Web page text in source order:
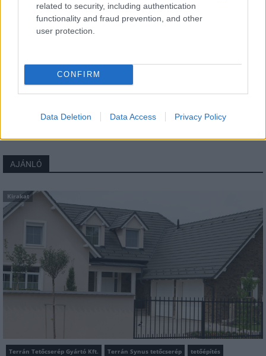
related to security, including authentication
functionality and fraud prevention, and other
user protection.
CONFIRM
Data Deletion Data Access Privacy Policy
AJÁNLÓ
Kirakat
Terrán Tetőcserép Gyártó Kft. Terrán Synus tetőcserép
tetőépítés